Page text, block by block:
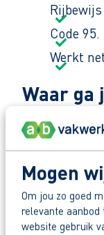
Mogen
Om jou zo goed
relevante aanbod
website gebruik
Rijbewijs
Code 95.
Werkt
Waar ga
Je werkt bij
met
Zo maak je
Reageer nu